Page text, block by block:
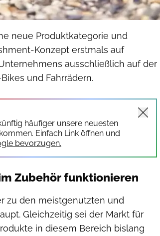
neue Produktkategorie und
Konzept erstmals auf
ausschließlich auf der
und Fahrrädern.
häufiger unsere neuesten
Einfach Link öffnen und
bevorzugen.
Zubehör funktionieren
zu den meistgenutzten und
Gleichzeitig sei der Markt für
in diesem Bereich bislang